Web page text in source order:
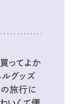
買ってよか
ルグッズ
の旅行に